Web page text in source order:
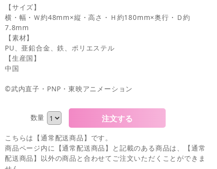
【サイズ】
横・幅・Ｗ約48mm×縦・高さ・Ｈ約180mm×奥行・Ｄ約
7.8mm
【素材】
PU、亜鉛合金、鉄、ポリエステル
【生産国】
中国
©武内直子・PNP・東映アニメーション
数量
こちらは【通常配送商品】です。
商品ページ内に【通常配送商品】と記載のある商品は、【通常
配送商品】以外の商品と合わせてご注文いただくことができま